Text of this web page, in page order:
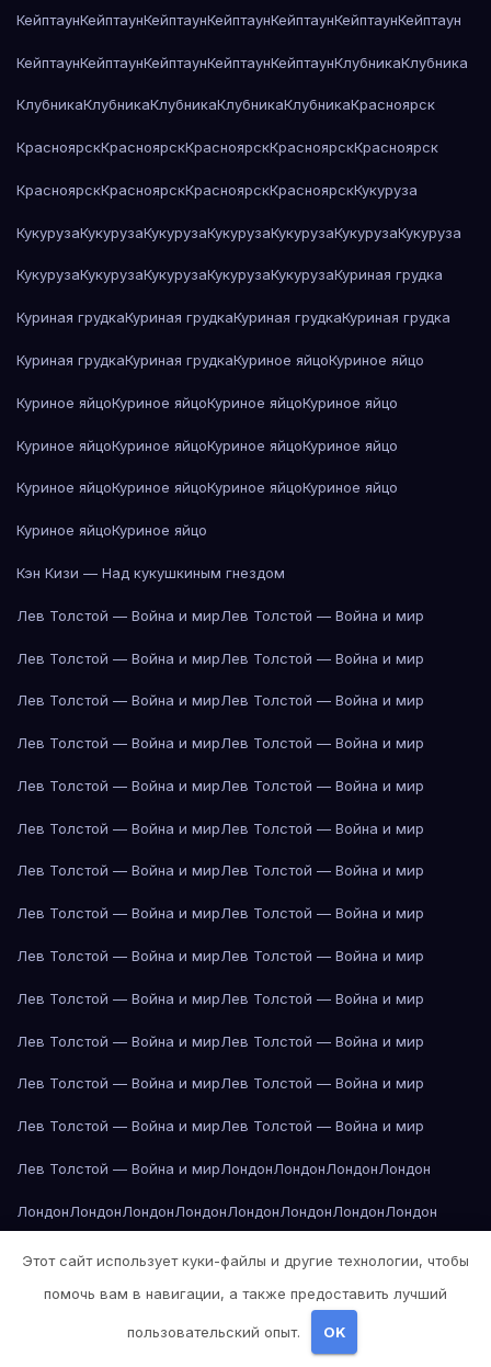
КейптаунКейптаунКейптаунКейптаунКейптаунКейптаунКейптаун
КейптаунКейптаунКейптаунКейптаунКейптаунКлубникаКлубника
КлубникаКлубникаКлубникаКлубникаКлубникаКрасноярск
КрасноярскКрасноярскКрасноярскКрасноярскКрасноярск
КрасноярскКрасноярскКрасноярскКрасноярскКукуруза
КукурузаКукурузаКукурузаКукурузаКукурузаКукурузаКукуруза
КукурузаКукурузаКукурузаКукурузаКукурузаКуриная грудка
Куриная грудкаКуриная грудкаКуриная грудкаКуриная грудка
Куриная грудкаКуриная грудкаКуриное яйцоКуриное яйцо
Куриное яйцоКуриное яйцоКуриное яйцоКуриное яйцо
Куриное яйцоКуриное яйцоКуриное яйцоКуриное яйцо
Куриное яйцоКуриное яйцоКуриное яйцоКуриное яйцо
Куриное яйцоКуриное яйцо
Кэн Кизи — Над кукушкиным гнездом
Лев Толстой — Война и мирЛев Толстой — Война и мир
Лев Толстой — Война и мирЛев Толстой — Война и мир
Лев Толстой — Война и мирЛев Толстой — Война и мир
Лев Толстой — Война и мирЛев Толстой — Война и мир
Лев Толстой — Война и мирЛев Толстой — Война и мир
Лев Толстой — Война и мирЛев Толстой — Война и мир
Лев Толстой — Война и мирЛев Толстой — Война и мир
Лев Толстой — Война и мирЛев Толстой — Война и мир
Лев Толстой — Война и мирЛев Толстой — Война и мир
Лев Толстой — Война и мирЛев Толстой — Война и мир
Лев Толстой — Война и мирЛев Толстой — Война и мир
Лев Толстой — Война и мирЛев Толстой — Война и мир
Лев Толстой — Война и мирЛев Толстой — Война и мир
Лев Толстой — Война и мирЛондонЛондонЛондонЛондон
ЛондонЛондонЛондонЛондонЛондонЛондонЛондонЛондон
Лондон Лондон Лос-Анджелес Лос-Анджелес
Лос-АнджелесЛос-АнджелесЛос-АнджелесЛос-Анджелес
Лос-АнджелесЛос-АнджелесЛос-Анджелес
Этот сайт использует куки-файлы и другие технологии, чтобы
помочь вам в навигации, а также предоставить лучший
пользовательский опыт. OK